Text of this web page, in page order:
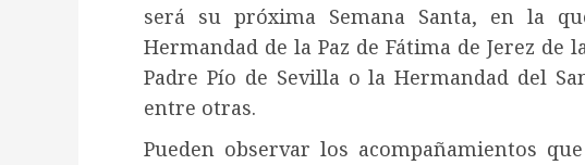
será su próxima Semana Santa, en la
Hermandad de la Paz de Fátima de Jerez de
Padre Pío de Sevilla o la Hermandad del
entre otras.
Pueden observar los acompañamientos